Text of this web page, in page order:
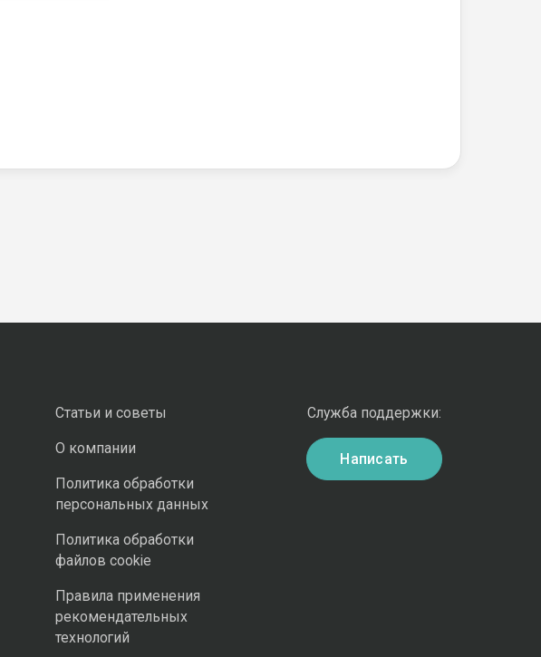
Статьи и советы
О компании
Политика обработки
персональных данных
Политика обработки
файлов cookie
Правила применения
рекомендательных
технологий
Служба поддержки:
Написать